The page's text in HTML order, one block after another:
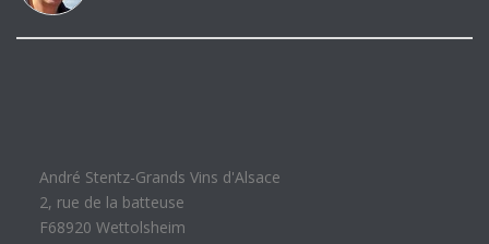
André Stentz-Grands Vins d'Alsace
2, rue de la batteuse
F68920 Wettolsheim